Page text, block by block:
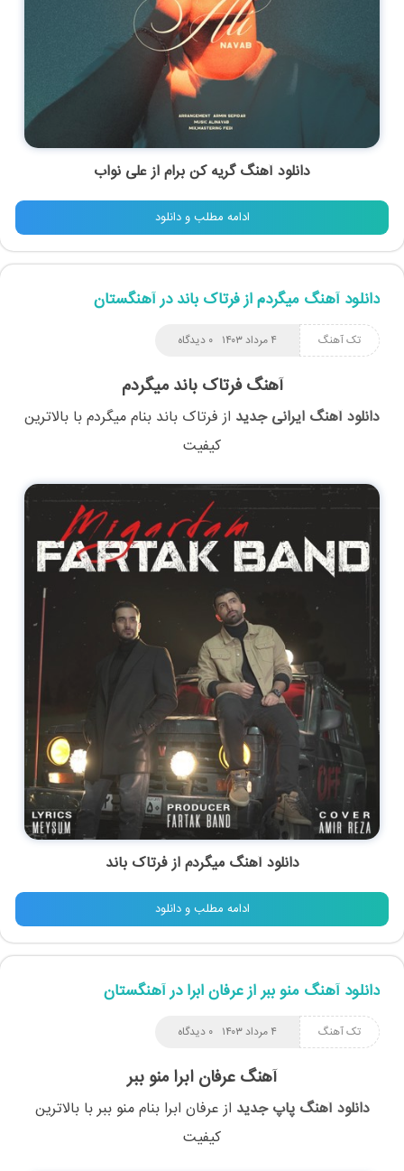
دانلود آهنگ گریه کن برام از علی نواب
ادامه مطلب و دانلود
دانلود آهنگ میگردم از فرتاک باند در آهنگستان
تک آهنگ ۰ دیدگاه ۴ مرداد ۱۴۰۳
آهنگ فرتاک باند میگردم
دانلود آهنگ ایرانی جدید ازفرتاک باند بناممیگردمبا بالاترین
کیفیت
دانلود آهنگ میگردم از فرتاک باند
ادامه مطلب و دانلود
دانلود آهنگ منو ببر از عرفان ابرا در آهنگستان
تک آهنگ ۰ دیدگاه ۴ مرداد ۱۴۰۳
آهنگ عرفان ابرا منو ببر
دانلود آهنگ پاپ جدید ازعرفان ابرابناممنو ببربا بالاترین
کیفیت